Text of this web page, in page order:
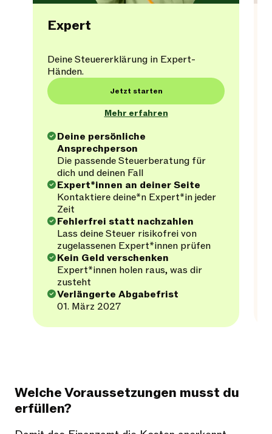
Expert
Deine Steuererklärung in Expert-
Händen.
Jetzt starten
Mehr erfahren
Deine persönliche
Ansprechperson
Die passende Steuerberatung für
dich und deinen Fall
Expert*innen an deiner Seite
Kontaktiere deine*n Expert*in jeder
Zeit
Fehlerfrei statt nachzahlen
Lass deine Steuer risikofrei von
zugelassenen Expert*innen prüfen
Kein Geld verschenken
Expert*innen holen raus, was dir
zusteht
Verlängerte Abgabefrist
01. März 2027
Welche Voraussetzungen musst du
erfüllen?